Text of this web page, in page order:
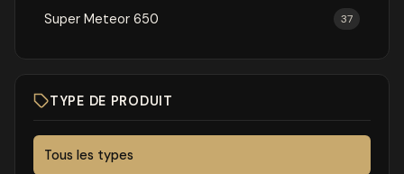
Super Meteor 650 37
TYPE DE PRODUIT
Tous les types